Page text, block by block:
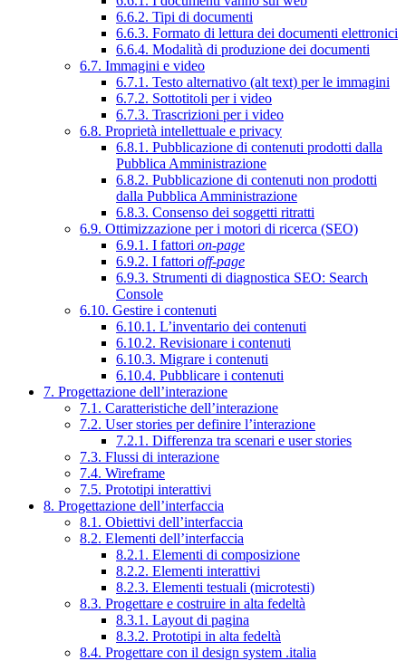
6.6.2. Tipi di documenti
6.6.3. Formato di lettura dei documenti elettronici
6.6.4. Modalità di produzione dei documenti
6.7. Immagini e video
6.7.1. Testo alternativo (alt text) per le immagini
6.7.2. Sottotitoli per i video
6.7.3. Trascrizioni per i video
6.8. Proprietà intellettuale e privacy
6.8.1. Pubblicazione di contenuti prodotti dalla
Pubblica Amministrazione
6.8.2. Pubblicazione di contenuti non prodotti
dalla Pubblica Amministrazione
6.8.3. Consenso dei soggetti ritratti
6.9. Ottimizzazione per i motori di ricerca (SEO)
6.9.1. I fattori on-page
6.9.2. I fattori off-page
6.9.3. Strumenti di diagnostica SEO: Search
Console
6.10. Gestire i contenuti
6.10.1. L’inventario dei contenuti
6.10.2. Revisionare i contenuti
6.10.3. Migrare i contenuti
6.10.4. Pubblicare i contenuti
7. Progettazione dell’interazione
7.1. Caratteristiche dell’interazione
7.2. User stories per definire l’interazione
7.2.1. Differenza tra scenari e user stories
7.3. Flussi di interazione
7.4. Wireframe
7.5. Prototipi interattivi
8. Progettazione dell’interfaccia
8.1. Obiettivi dell’interfaccia
8.2. Elementi dell’interfaccia
8.2.1. Elementi di composizione
8.2.2. Elementi interattivi
8.2.3. Elementi testuali (microtesti)
8.3. Progettare e costruire in alta fedeltà
8.3.1. Layout di pagina
8.3.2. Prototipi in alta fedeltà
8.4. Progettare con il design system .italia